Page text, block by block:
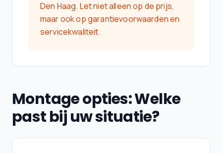
Den Haag. Let niet alleen op de prijs,
maar ook op garantievoorwaarden en
servicekwaliteit.
Montage opties: Welke
past bij uw situatie?